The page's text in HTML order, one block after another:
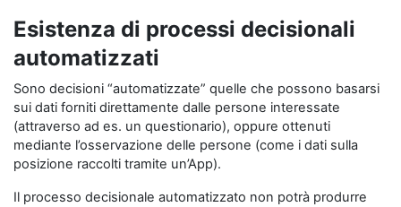
Esistenza di processi decisionali
automatizzati
Sono decisioni “automatizzate” quelle che possono basarsi
sui dati forniti direttamente dalle persone interessate
(attraverso ad es. un questionario), oppure ottenuti
mediante l’osservazione delle persone (come i dati sulla
posizione raccolti tramite un’App).
Il processo decisionale automatizzato non potrà produrre